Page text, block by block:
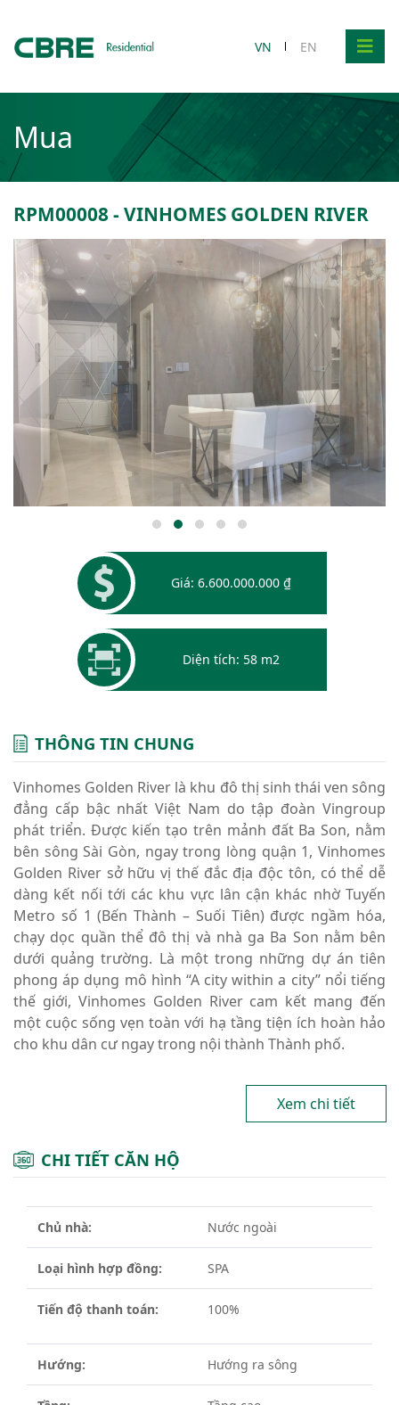
VN EN
Mua
RPM00008 - VINHOMES GOLDEN RIVER
Giá: 6.600.000.000 ₫
Diện tích: 58 m2
THÔNG TIN CHUNG
Vinhomes Golden River là khu đô thị sinh thái ven sông
đẳng cấp bậc nhất Việt Nam do tập đoàn Vingroup
phát triển. Được kiến tạo trên mảnh đất Ba Son, nằm
bên sông Sài Gòn, ngay trong lòng quận 1, Vinhomes
Golden River sở hữu vị thế đắc địa độc tôn, có thể dễ
dàng kết nối tới các khu vực lân cận khác nhờ Tuyến
Metro số 1 (Bến Thành – Suối Tiên) được ngầm hóa,
chạy dọc quần thể đô thị và nhà ga Ba Son nằm bên
dưới quảng trường. Là một trong những dự án tiên
phong áp dụng mô hình “A city within a city” nổi tiếng
thế giới, Vinhomes Golden River cam kết mang đến
một cuộc sống vẹn toàn với hạ tầng tiện ích hoàn hảo
cho khu dân cư ngay trong nội thành Thành phố.
Xem chi tiết
CHI TIẾT CĂN HỘ
Chủ nhà: Nước ngoài
Loại hình hợp đồng: SPA
Tiến độ thanh toán: 100%
Hướng: Hướng ra sông